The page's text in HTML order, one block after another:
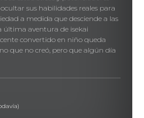
sus habilidades reales para
a medida que desciende a las
última aventura de isekai
convertido en niño queda
que no creó, pero que algún día